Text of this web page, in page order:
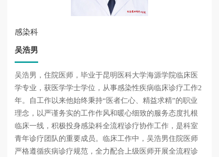
感染科
吴浩男
吴浩男，住院医师，毕业于昆明医科大学海源学院临床医
学专业，获医学学士学位，从事感染性疾病临床诊疗工作2
年。自工作以来他始终秉持“医者仁心、精益求精”的职业
理念，以严谨务实的工作作风和暖心细致的服务态度扎根
临床一线，积极投身感染科全流程诊疗协作工作，是科室
青年诊疗团队的重要成员。临床工作中，吴浩男住院医师
严格遵循疾病诊疗规范，全力配合上级医师开展全流程诊